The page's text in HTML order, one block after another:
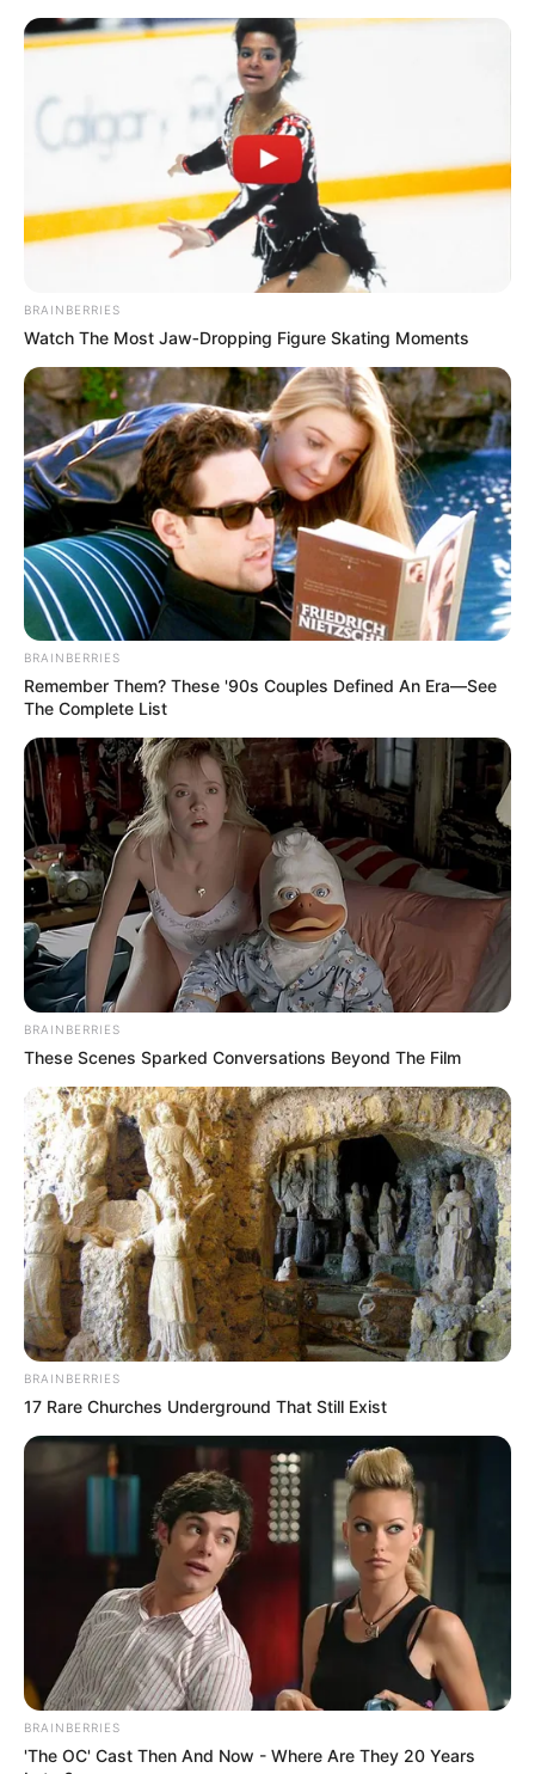
WIDGETS
EMIRATES POULE D’ESSAI
DES POULICHES 15-05-2022
Dimanche 15 Mai 2022 à PARISLONGCHAMP dans la
Réunion n°1 à 15h15 – EMIRATES POULE D’ESSAI
DES POULICHES – Plat – 1600 mètres.
EMIRATES POULE D’ESSAI DES
POULICHES le Pronostic de la
presse PMU du Quinté du jour de
Bilto, Paris-Turf, GENY, Tiercé-
Magazine…
Le pronostic PMU gagnant du Tiercé Quarté Quinté
du jour par 24 des meilleurs quotidiens de la presse
hippique. Le prono turf complet du jour.
Bilto: 8 – 10 – 14 – 13 – 6 – 7 – 15 – 1
BILTO.FR: 10 – 7 – 1 – 8 – 14 – 6 – 13 – 4
Dauphiné-Libéré: 7 – 8 – 14 – 6 – 10 – 11 – 4 – 13
Equidia-Live: 7 – 8 – 6 – 2 – 14 – 10 – 11 – 1
Europe1: 8 – 7 – 4 – 14 – 6 – 1 – 10 – 13
GENY-COURSES: 13 – 8 – 7 – 10 – 6 – 11 – 3 – 14
Gény.com: 4 – 8 – 11 – 10 – 7 – 13 – 15 – 6
Gazette-des-Courses: 7 – 1 – 8 – 10 – 13 – 3 – 6 – 14
Le-Parisien: 7 – 8 – 10 – 13 – 6 – 14 – 1 – 4
Républicain-Lorrain: 14 – 13 – 8 – 10 – 7 – 6 – 3 – 1
Ouest-France: 8 – 7 – 13 – 14 – 1 – 10 – 6 – 4
Paris-Courses.com: 10 – 13 – 7 – 6 – 14 – 1 – 8 – 11
BRAINBERRIES
Watch The Most Jaw‑Dropping Figure Skating Moments
BRAINBERRIES
Remember Them? These '90s Couples Defined An Era—See
The Complete List
BRAINBERRIES
These Scenes Sparked Conversations Beyond The Film
BRAINBERRIES
17 Rare Churches Underground That Still Exist
BRAINBERRIES
'The OC' Cast Then And Now - Where Are They 20 Years